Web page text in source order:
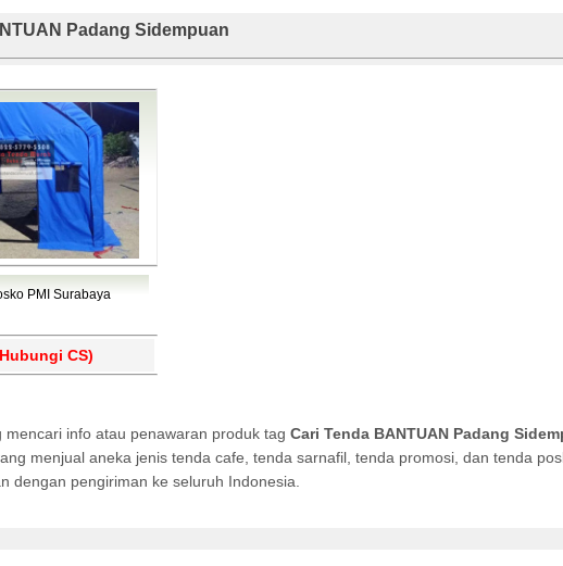
Padang Sidempuan
PMI Surabaya
CS)
mencari info atau penawaran produk tag Cari Tenda BANTUAN Padang
menjual aneka jenis tenda cafe, tenda sarnafil, tenda promosi, dan tenda
dengan pengiriman ke seluruh Indonesia.